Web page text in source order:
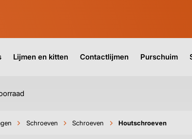
Lijmen en kitten Contactlijmen Purschuim
Schroeven Schroeven Houtschroeven